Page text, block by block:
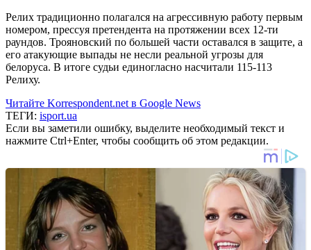
Релих традиционно полагался на агрессивную работу первым
номером, прессуя претендента на протяжении всех 12-ти
раундов. Трояновский по большей части оставался в защите, а
его атакующие выпады не несли реальной угрозы для
белоруса. В итоге судьи единогласно насчитали 115-113
Релиху.
Читайте Korrespondent.net в Google News
ТЕГИ: isport.ua
Если вы заметили ошибку, выделите необходимый текст и
нажмите Ctrl+Enter, чтобы сообщить об этом редакции.